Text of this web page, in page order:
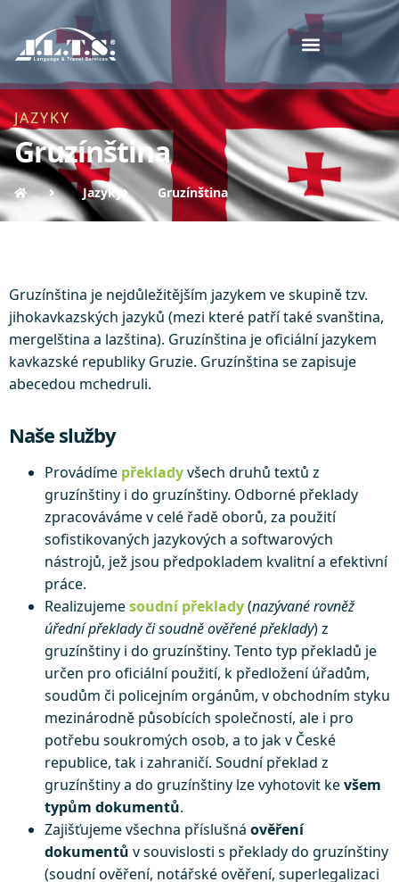
JAZYKY
Gruzínština
Jazyky Gruzínština
Gruzínština je nejdůležitějším jazykem ve skupině tzv.
jihokavkazských jazyků (mezi které patří také svanština,
mergelština a lazština). Gruzínština je oficiální jazykem
kavkazské republiky Gruzie. Gruzínština se zapisuje
abecedou mchedruli.
Naše služby
Provádíme překladyvšech druhů textů z
gruzínštiny i do gruzínštiny. Odborné překlady
zpracováváme v celé řadě oborů, za použití
sofistikovaných jazykových a softwarových
nástrojů, jež jsou předpokladem kvalitní a efektivní
práce.
Realizujemesoudní překlady(nazývané rovněž
úřední překlady či soudně ověřené překlady) z
gruzínštiny i do gruzínštiny. Tento typ překladů je
určen pro oficiální použití, k předložení úřadům,
soudům či policejním orgánům, v obchodním styku
mezinárodně působících společností, ale i pro
potřebu soukromých osob, a to jak v České
republice, tak i zahraničí. Soudní překlad z
gruzínštiny a do gruzínštiny lze vyhotovit kevšem
typům dokumentů.
Zajišťujeme všechna příslušná ověření
dokumentů v souvislosti s překlady do gruzínštiny
(soudní ověření, notářské ověření, superlegalizaci